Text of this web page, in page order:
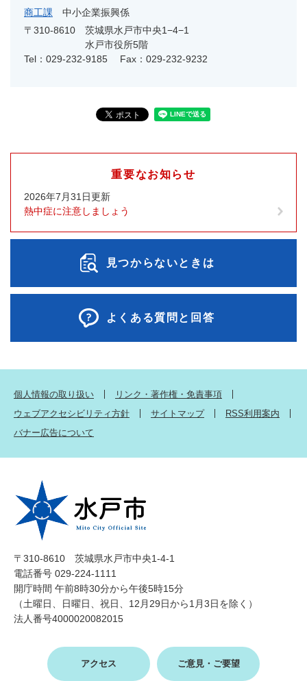
商工課
中小企業振興係
〒310-8610
茨城県水戸市中央1−4−1
水戸市役所5階
Tel：029-232-9185
Fax：029-232-9232
重要なお知らせ
2026年7月31日更新
熱中症に注意しましょう
見つからないときは
よくある質問と回答
個人情報の取り扱い
リンク・著作権・免責事項
ウェブアクセシビリティ方針
サイトマップ
RSS利用案内
バナー広告について
〒310-8610 茨城県水戸市中央1-4-1
電話番号 029-224-1111
開庁時間 午前8時30分から午後5時15分
（土曜日、日曜日、祝日、12月29日から1月3日を除く）
法人番号4000020082015
アクセス ご意見・ご要望